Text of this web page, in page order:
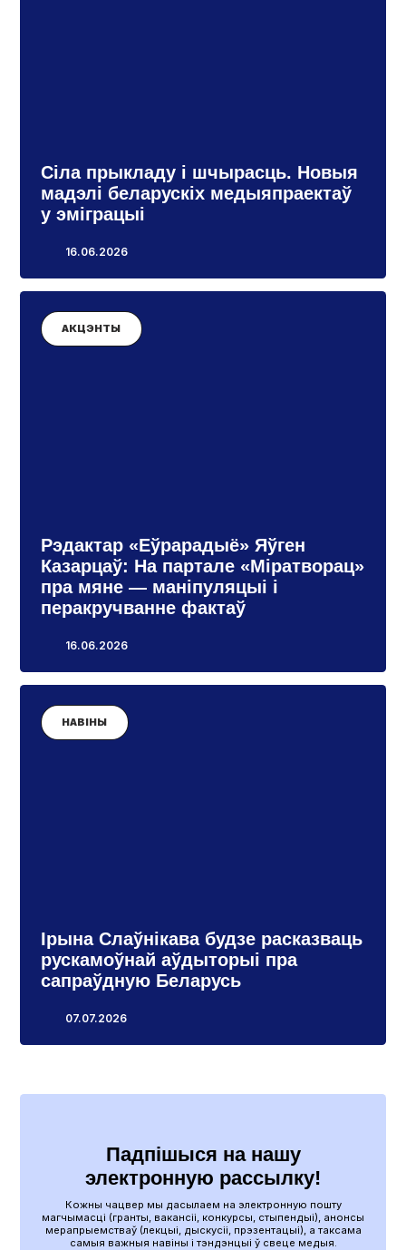
Сіла прыкладу і шчырасць. Новыя
мадэлі беларускіх медыяпраектаў
у эміграцыі
16.06.2026
АКЦЭНТЫ
Рэдактар «Еўрарадыё» Яўген
Казарцаў: На партале «Міратворац»
пра мяне — маніпуляцыі і
перакручванне фактаў
16.06.2026
НАВІНЫ
Ірына Слаўнікава будзе расказваць
рускамоўнай аўдыторыі пра
сапраўдную Беларусь
07.07.2026
Падпішыся на нашу
электронную рассылку!
Кожны чацвер мы дасылаем на электронную пошту
магчымасці (гранты, вакансіі, конкурсы, стыпендыі), анонсы
мерапрыемстваў (лекцыі, дыскусіі, прэзентацыі), а таксама
самыя важныя навіны і тэндэнцыі ў свеце медыя.